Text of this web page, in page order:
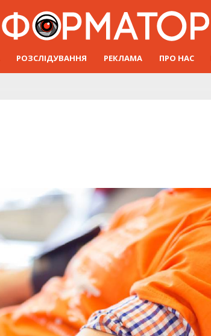
РОЗСЛІДУВАННЯ РЕКЛАМА ПРО НАС